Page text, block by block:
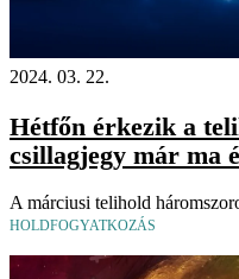
2024. 03. 22.
Hétfőn érkezik a
csillagjegy már ma
A márciusi telihold
HOLDFOGYATKOZÁS